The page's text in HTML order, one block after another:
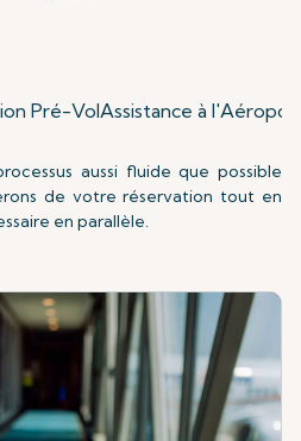
Pré-VolAssistance à
aussi fluide que possible
de votre réservation tout en
en parallèle.